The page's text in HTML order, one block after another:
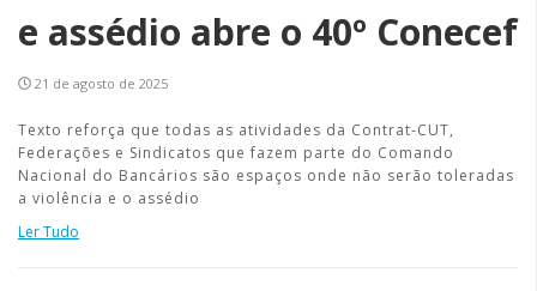
e assédio abre o 40º Conecef
21 de agosto de 2025
Texto reforça que todas as atividades da Contrat-CUT,
Federações e Sindicatos que fazem parte do Comando
Nacional do Bancários são espaços onde não serão toleradas
a violência e o assédio
Ler Tudo